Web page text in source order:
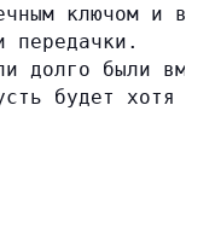
ключом и в
передачки.
долго были
будет хотя